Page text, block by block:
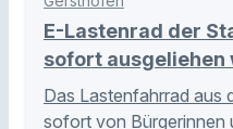
E-Lastenrad der
sofort ausgeliehen
Das Lastenfahrrad aus
sofort von Bürgerinnen